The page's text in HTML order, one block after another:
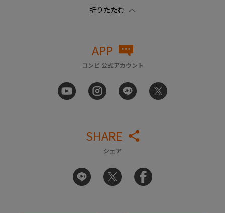
APP
コンビ 公式アカウント
SHARE
シェア